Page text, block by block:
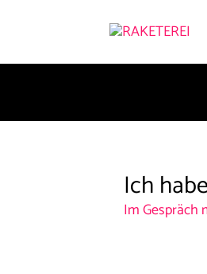
Ich
Im Gespräch